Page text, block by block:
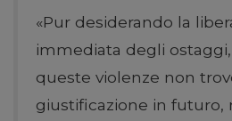
«Pur desiderando la
immediata degli
queste violenze non
giustificazione in futuro,